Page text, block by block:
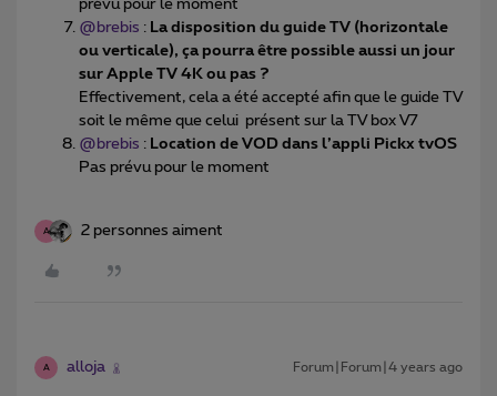
prévu pour le moment
@brebis : La disposition du guide TV (horizontale
ou verticale), ça pourra être possible aussi un jour
sur Apple TV 4K ou pas ?
Effectivement, cela a été accepté afin que le guide TV
soit le même que celui présent sur la TV box V7
@brebis : Location de VOD dans l’appli Pickx tvOS
Pas prévu pour le moment
A 2 personnes aiment
A alloja Forum|Forum|4 years ago